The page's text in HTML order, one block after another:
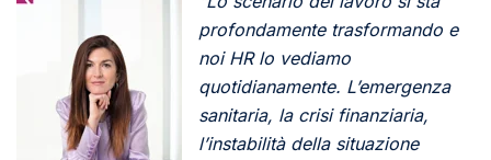
profondamente trasformando e
noi HR lo vediamo
quotidianamente. L’emergenza
sanitaria, la crisi finanziaria,
l’instabilità della situazione